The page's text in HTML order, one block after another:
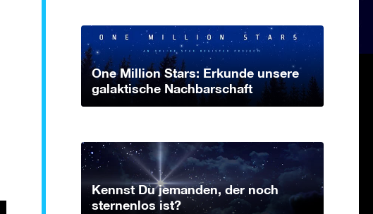
One Million Stars: Erkunde unsere
galaktische Nachbarschaft
Kennst Du jemanden, der noch
sternenlos ist?